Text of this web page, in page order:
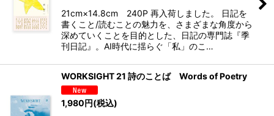
21cm×14.8cm 240P 再入荷しました。 日記を
書くこと/読むことの魅力を、さまざまな角度から
深めていくことを目的とした、日記の専門誌『季
刊日記』。AI時代に揺らぐ「私」のこ…
WORKSIGHT 21 詩のことば Words of Poetry
1,980円(税込)